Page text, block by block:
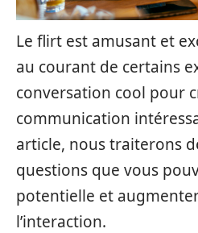
Le flirt est amusant et
au courant de certains
conversation cool pour
communication
article, nous traiterons
questions que vous
potentielle et
l’interaction.